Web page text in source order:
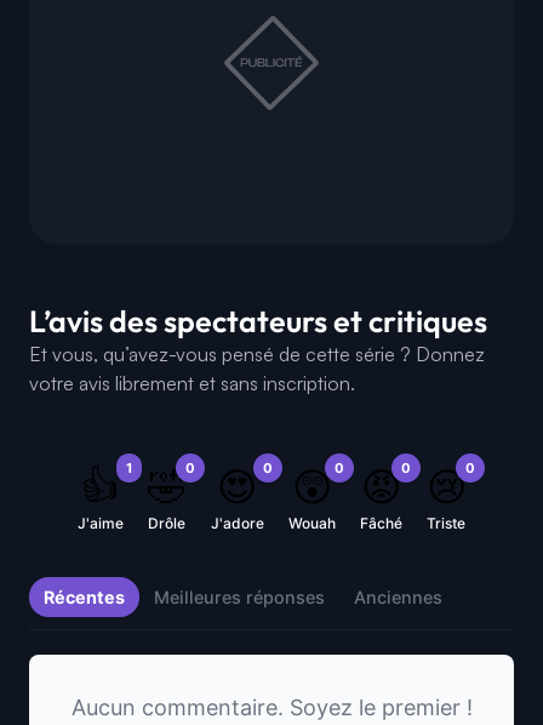
L’avis des spectateurs et critiques
Et vous, qu’avez-vous pensé de cette série ? Donnez
votre avis librement et sans inscription.
1
👍
J'aime
0
🤣
Drôle
0
😍
J'adore
0
😲
Wouah
0
😡
Fâché
0
😢
Triste
Récentes Meilleures réponses Anciennes
Aucun commentaire. Soyez le premier !